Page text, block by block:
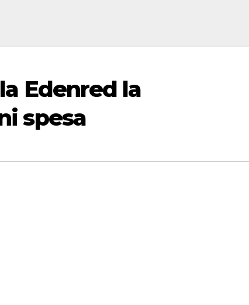
Edenred la
spesa